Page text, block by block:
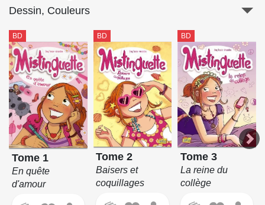
Dessin, Couleurs
BD
Tome 1
En quête
d'amour
BD
Tome 2
Baisers et
coquillages
BD
Tome 3
La reine du
collège